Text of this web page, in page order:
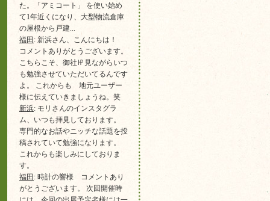
た。「アミコート」 を使い始め
て1年近くになり、大型物流倉庫
の屋根から戸建...
福田 : 新浜さん、こんにちは！
コメントありがとうございます。
こちらこそ、御社㏋見ながらいつ
も勉強させていただいてるんです
よ。 これからも 地元ユーザー
様に伝えていきましょうね。笑
新浜: モリさんのインスタグラ
ム、いつも拝見しております。
専門的なお話やニッチな話題を投
稿されていて勉強になります。
これからも楽しみにしておりま
す。
福田 : 時計の響様 コメントあり
がとうございます。 次回開催時